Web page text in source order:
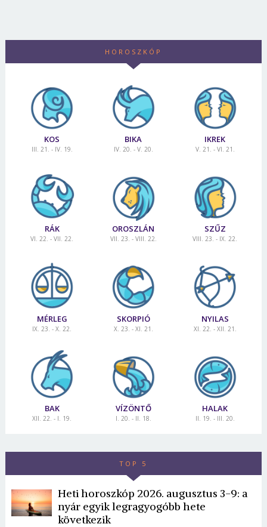
HOROSZKÓP
KOS
III. 21. - IV. 19.
BIKA
IV. 20. - V. 20.
IKREK
V. 21. - VI. 21.
RÁK
VI. 22. - VII. 22.
OROSZLÁN
VII. 23. - VIII. 22.
SZŰZ
VIII. 23. - IX. 22.
MÉRLEG
IX. 23. - X. 22.
SKORPIÓ
X. 23. - XI. 21.
NYILAS
XI. 22. - XII. 21.
BAK
XII. 22. - I. 19.
VÍZÖNTŐ
I. 20. - II. 18.
HALAK
II. 19. - III. 20.
TOP 5
Heti horoszkóp 2026. augusztus 3-9: a
nyár egyik legragyogóbb hete
következik
Mégse Bejelentkezés